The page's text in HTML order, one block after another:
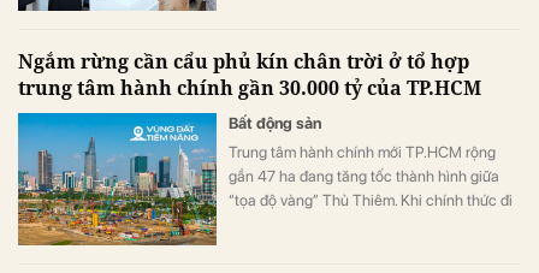
giao công nghệ cho doanh nghiệp trong
ngành.
Ngắm rừng cần cẩu phủ kín chân trời ở tổ hợp
trung tâm hành chính gần 30.000 tỷ của TP.HCM
Bất động sản
Trung tâm hành chính mới TP.HCM rộng
gần 47 ha đang tăng tốc thành hình giữa
“tọa độ vàng” Thủ Thiêm. Khi chính thức đi